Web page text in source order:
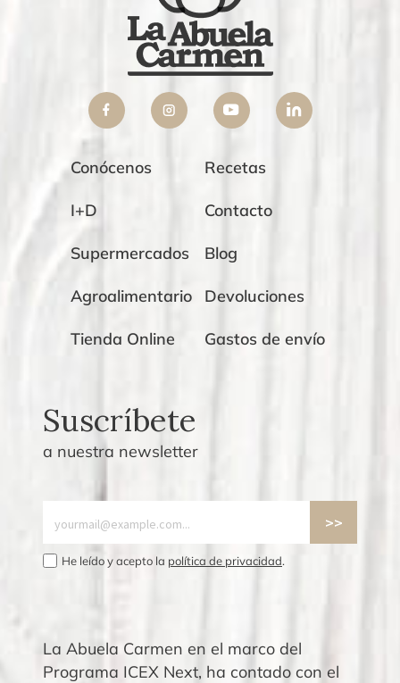
Conócenos
I+D
Supermercados
Agroalimentario
Tienda Online
Recetas
Contacto
Blog
Devoluciones
Gastos de envío
Suscríbete
a nuestra newsletter
He leído y acepto la política de privacidad.
La Abuela Carmen en el marco del
Programa ICEX Next, ha contado con el